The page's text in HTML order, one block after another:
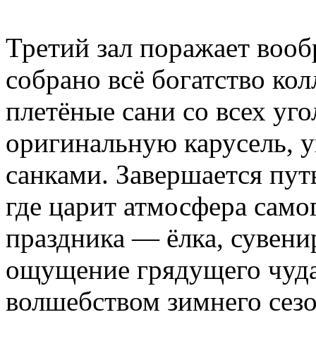
Третий зал поражает
собрано всё богатство
плетёные сани со всех
оригинальную карусель,
санками. Завершается
где царит атмосфера
праздника — ёлка,
ощущение грядущего
волшебством зимнего